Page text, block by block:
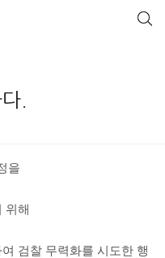
.
을
해
검찰 무력화를 시도한 행